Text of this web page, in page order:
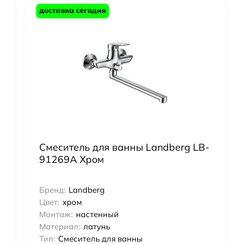
доставка сегодня
Смеситель для ванны Landberg LB-
91269A Хром
Бренд: Landberg
Цвет: хром
Монтаж: настенный
Материал: латунь
Тип: Смеситель для ванны